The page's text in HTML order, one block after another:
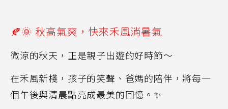
🍂🌞 秋高氣爽，快來禾風消暑氣
微涼的秋天，正是親子出遊的好時節～
在禾風新棧，孩子的笑聲、爸媽的陪伴，將每一
個午後與清晨點亮成最美的回憶。 ✨